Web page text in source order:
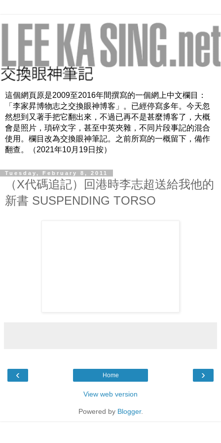
這個網頁原是2009至2016年間撰寫的一個網上中文欄目：
「李家昇博物志之交換眼神博客」。已經停寫多年。今天忽
然想到又著手把它翻出來，不過已再不是甚麼博客了，大概
會是照片，瑣碎文字，甚至中英夾雜，不同片段事記的混合
使用。欄目改為交換眼神筆記。之前所寫的一概留下，備作
翻查。（2021年10月19日按）
Tuesday, February 8, 2011
（X代碼追記）回港時李志超送給我他的
新書 SUSPENDING TORSO
‹ ›
Home
View web version
Powered by Blogger.